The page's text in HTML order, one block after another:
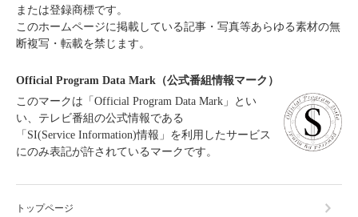
または登録商標です。
このホームページに掲載している記事・写真等あらゆる素材の無
断複写・転載を禁じます。
Official Program Data Mark（公式番組情報マーク）
このマークは「Official Program Data Mark」とい
い、テレビ番組の公式情報である
「SI(Service Information)情報」を利用したサービス
にのみ表記が許されているマークです。
トップページ